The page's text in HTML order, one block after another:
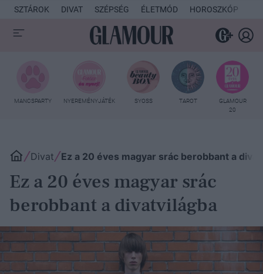
SZTÁROK DIVAT SZÉPSÉG ÉLETMÓD HOROSZKÓP
MANCSPARTY NYEREMÉNYJÁTÉK SYOSS TAROT
GLAMOUR
20
Divat Ez a 20 éves magyar srác berobbant a
Ez a 20 éves magyar srác
berobbant a divatvilágba